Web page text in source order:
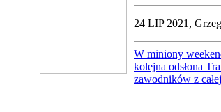
24 LIP 2021,
W miniony
kolejna odsłona
zawodników z